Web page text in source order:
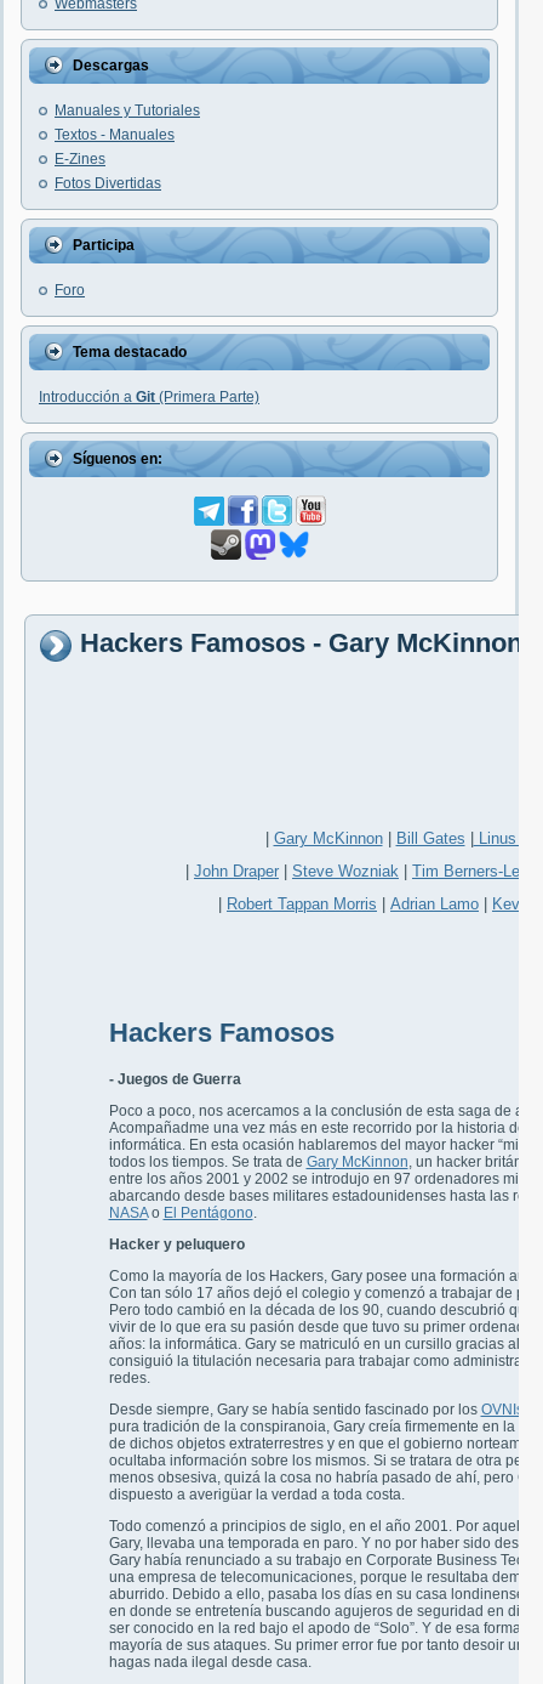
Webmasters
Descargas
Manuales y Tutoriales
Textos - Manuales
E-Zines
Fotos Divertidas
Participa
Foro
Tema destacado
Introducción a Git (Primera Parte)
Síguenos en:
Hackers Famosos - Gary McKinnon
Gary McKinnon| Bill Gates
Linus
John Draper Steve Wozniak Tim Berners-Lee
Robert Tappan Morris Adrian Lamo Kevin
Hackers Famosos
- Juegos de Guerra
Poco a poco, nos acercamos a la conclusión de esta saga de
Acompañadme una vez más en este recorrido por la historia de la
informática. En esta ocasión hablaremos del mayor hacker
todos los tiempos. Se trata de Gary McKinnon, un hacker
entre los años 2001 y 2002 se introdujo en 97 ordenadores
abarcando desde bases militares estadounidenses hasta las
NASAo El Pentágono.
Hacker y peluquero
Como la mayoría de los Hackers, Gary posee una formación
Con tan sólo 17 años dejó el colegio y comenzó a trabajar de
Pero todo cambió en la década de los 90, cuando descubrió que
vivir de lo que era su pasión desde que tuvo su primer ordenador
años: la informática. Gary se matriculó en un cursillo gracias al
consiguió la titulación necesaria para trabajar como
redes.
Desde siempre, Gary se había sentido fascinado por los OVNIs
pura tradición de la conspiranoia, Gary creía firmemente en la
de dichos objetos extraterrestres y en que el gobierno
ocultaba información sobre los mismos. Si se tratara de otra
menos obsesiva, quizá la cosa no habría pasado de ahí, pero
dispuesto a averigüar la verdad a toda costa.
Todo comenzó a principios de siglo, en el año 2001. Por aquel
Gary, llevaba una temporada en paro. Y no por haber sido
Gary había renunciado a su trabajo en Corporate Business
una empresa de telecomunicaciones, porque le resultaba
aburrido. Debido a ello, pasaba los días en su casa londinense
en donde se entretenía buscando agujeros de seguridad en
ser conocido en la red bajo el apodo de “Solo”. Y de esa forma,
mayoría de sus ataques. Su primer error fue por tanto desoir
hagas nada ilegal desde casa.